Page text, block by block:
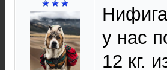
у нас
12 кг.